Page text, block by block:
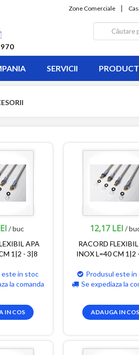
Zone Comerciale
SERVICII
/ buc
APA
1|2 - 3|8
este in stoc
la comanda
IN COS
12,17 LEI /
RACORD
INOX L=40 CM 1|2
Produsul este
Se expediaza la
ADAUGA IN COS